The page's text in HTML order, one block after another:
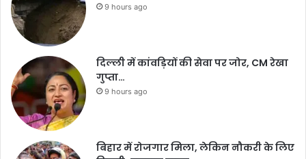
9 hours ago
दिल्ली में कांवड़ियों की सेवा पर जोर, CM रेखा
गुप्ता…
9 hours ago
बिहार में रोजगार मिला, लेकिन नौकरी के लिए